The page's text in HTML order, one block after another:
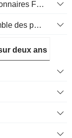
Flux de trésorerie libre pour les actionnaires FCFE, Croissance 1 an
Flux de trésorerie libre pour l’ensemble des pourvoyeurs de fonds (créanciers et actionnaires) FCFF, Croissance 1 an
deux ans